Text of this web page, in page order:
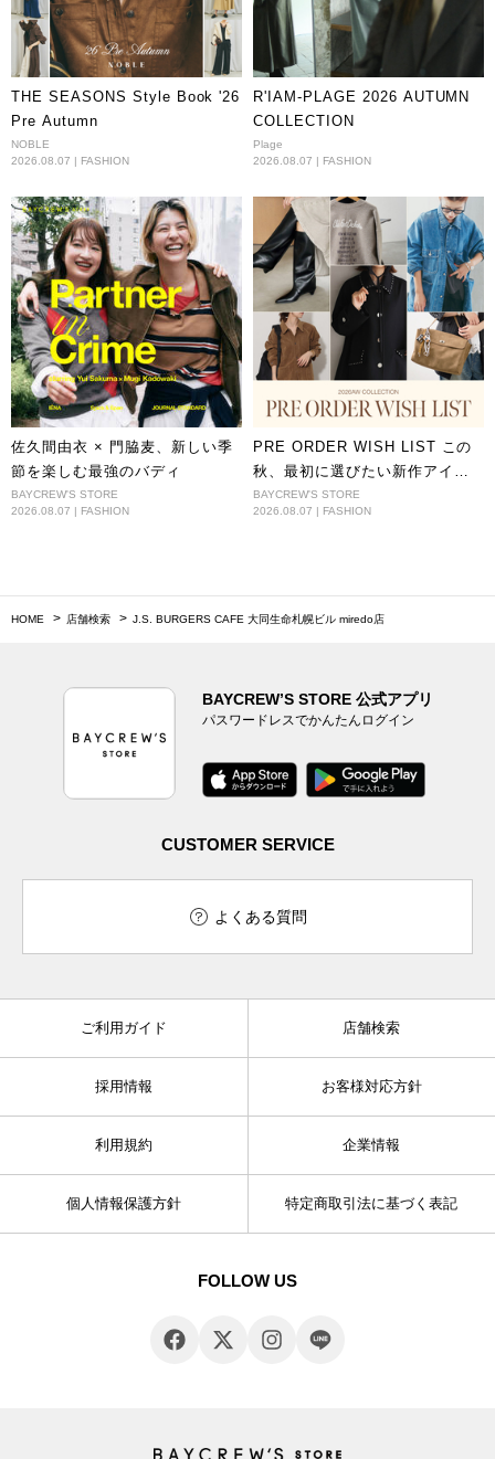
THE SEASONS Style Book '26
Pre Autumn
NOBLE
2026.08.07 | FASHION
R'IAM-PLAGE 2026 AUTUMN
COLLECTION
Plage
2026.08.07 | FASHION
佐久間由衣 × 門脇麦、新しい季
節を楽しむ最強のバディ
BAYCREW'S STORE
2026.08.07 | FASHION
PRE ORDER WISH LIST この
秋、最初に選びたい新作アイテ
ム。
BAYCREW'S STORE
2026.08.07 | FASHION
HOME 店舗検索 J.S. BURGERS CAFE 大同生命札幌ビル miredo店
BAYCREW’S STORE 公式アプリ
パスワードレスでかんたんログイン
CUSTOMER SERVICE
よくある質問
ご利用ガイド 店舗検索
採用情報 お客様対応方針
利用規約 企業情報
個人情報保護方針 特定商取引法に基づく表記
FOLLOW US